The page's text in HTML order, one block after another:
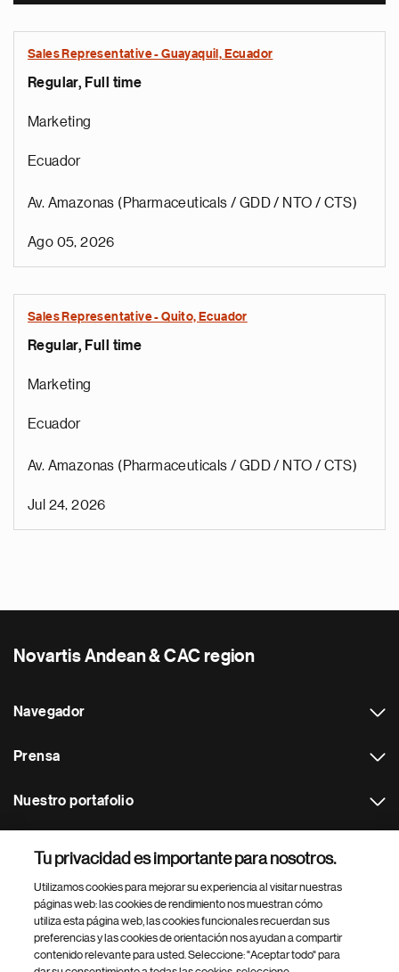
Sales Representative - Guayaquil, Ecuador
Regular, Full time
Marketing
Ecuador
Av. Amazonas (Pharmaceuticals / GDD / NTO / CTS)
Ago 05, 2026
Sales Representative - Quito, Ecuador
Regular, Full time
Marketing
Ecuador
Av. Amazonas (Pharmaceuticals / GDD / NTO / CTS)
Jul 24, 2026
Novartis Andean & CAC region
Navegador
Prensa
Nuestro portafolio
Footer Site Search
Tu privacidad es importante para nosotros.
Utilizamos cookies para mejorar su experiencia al visitar nuestras
páginas web: las cookies de rendimiento nos muestran cómo
utiliza esta página web, las cookies funcionales recuerdan sus
preferencias y las cookies de orientación nos ayudan a compartir
contenido relevante para usted. Seleccione: "Aceptar todo" para